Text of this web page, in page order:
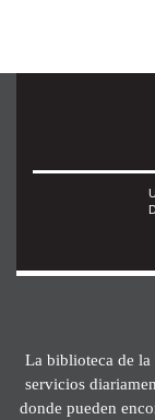
La biblioteca de la
servicios
donde pueden